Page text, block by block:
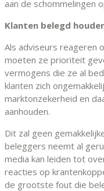
aan de schommelingen
Klanten belegd
Als adviseurs reageren
moeten ze prioriteit
vermogens die ze al
klanten zich
marktonzekerheid en
aanhouden.
Dit zal geen
beleggers neemt al
media kan leiden tot
reacties op
de grootste fout die